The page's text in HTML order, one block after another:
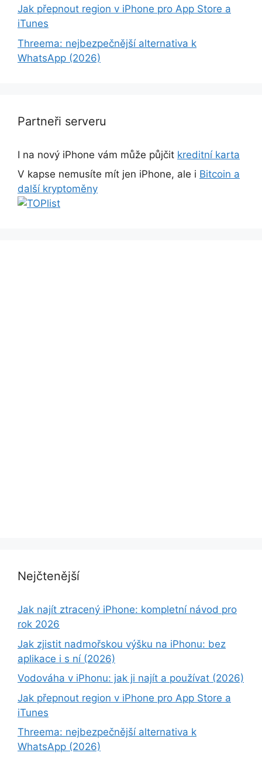
Jak přepnout region v iPhone pro App Store a
iTunes
Threema: nejbezpečnější alternativa k
WhatsApp (2026)
Partneři serveru
I na nový iPhone vám může půjčit kreditní karta
V kapse nemusíte mít jen iPhone, ale i Bitcoin a
další kryptoměny
Nejčtenější
Jak najít ztracený iPhone: kompletní návod pro
rok 2026
Jak zjistit nadmořskou výšku na iPhonu: bez
aplikace i s ní (2026)
Vodováha v iPhonu: jak ji najít a používat (2026)
Jak přepnout region v iPhone pro App Store a
iTunes
Threema: nejbezpečnější alternativa k
WhatsApp (2026)